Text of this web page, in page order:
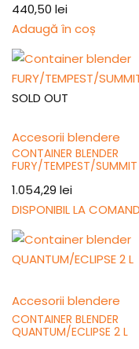
440,50 lei
Adaugă în coș
SOLD OUT
Accesorii blendere
CONTAINER BLENDER
FURY/TEMPEST/SUMMIT
1.054,29 lei
DISPONIBIL LA
Accesorii blendere
CONTAINER BLENDER
QUANTUM/ECLIPSE 2 L